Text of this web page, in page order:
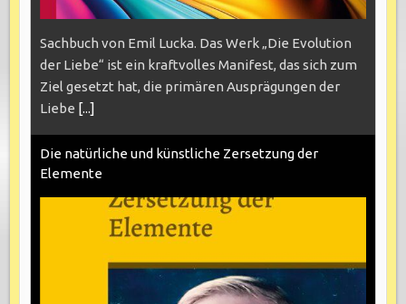
Sachbuch von Emil Lucka. Das Werk „Die Evolution
der Liebe“ ist ein kraftvolles Manifest, das sich zum
Ziel gesetzt hat, die primären Ausprägungen der
Liebe [...]
Die natürliche und künstliche Zersetzung der
Elemente